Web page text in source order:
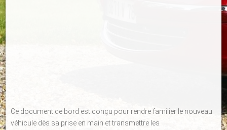
Ce document de bord est conçu pour rendre familier le nouveau
véhicule dès sa prise en main et transmettre les